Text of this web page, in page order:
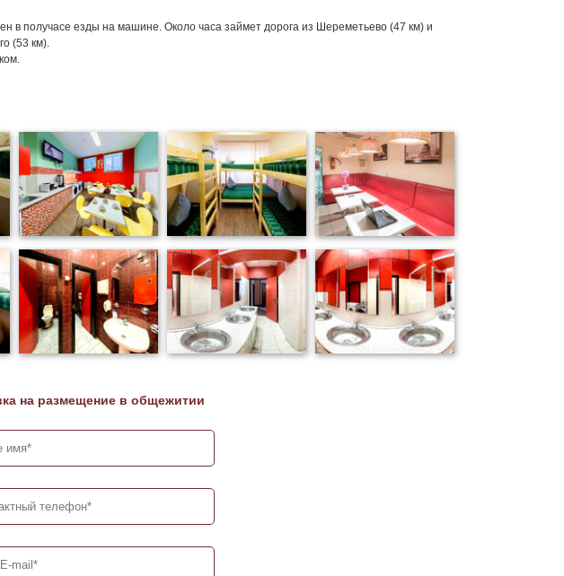
в получасе езды на машине. Около часа займет дорога из Шереметьево (47 км) и
(53 км).
на размещение в общежитии